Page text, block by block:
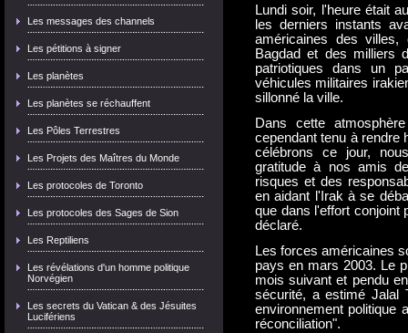
Les messages des channels
Les pétitions à signer
Les planètes
Les planètes se réchauffent
Les Pôles Terrestres
Les Projets des Maîtres du Monde
Les protocoles de Toronto
Les protocoles des Sages de Sion
Les Reptiliens
Les révélations d'un homme politique
Norvégien
Les secrets du Vatican & des Jésuites
Lucifériens
Lundi soir, l'heure était
les derniers instants
américaines des
Bagdad et des milliers
patriotiques dans un
véhicules militaires
sillonné la ville.
Dans cette
cependant tenu à rendre
célébrons ce jour,
gratitude à nos amis
risques et des
en aidant l'Irak à se
que dans l'effort conjoint
déclaré.
Les forces américaines
pays en mars 2003. Le
mois suivant et pendu
sécurité, a estimé Jalal
environnement politique
réconciliation".